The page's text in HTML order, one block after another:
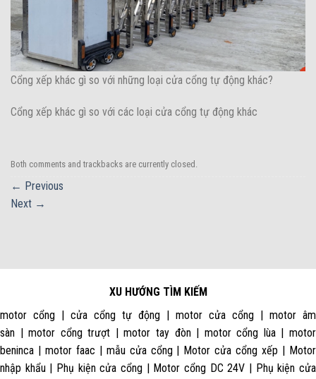
Cổng xếp khác gì so với những loại cửa cổng tự động khác?
Cổng xếp khác gì so với các loại cửa cổng tự động khác
Both comments and trackbacks are currently closed.
← Previous
Next →
XU HƯỚNG TÌM KIẾM
motor cổng | cửa cổng tự động | motor cửa cổng | motor âm
sàn | motor cổng trượt | motor tay đòn | motor cổng lùa | motor
beninca | motor faac | mẫu cửa cổng | Motor cửa cổng xếp | Motor
nhập khẩu | Phụ kiện cửa cổng | Motor cổng DC 24V | Phụ kiện cửa